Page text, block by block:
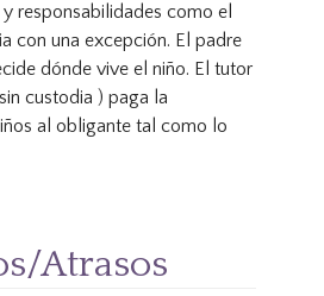
responsabilidades como el
con una excepción. El padre
dónde vive el niño. El tutor
custodia ) paga la
al obligante tal como lo
Atrasos